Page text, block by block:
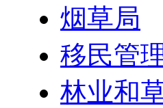
烟草局
移民管
林业和